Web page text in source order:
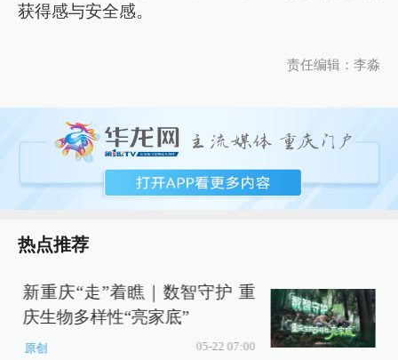
获得感与安全感。
责任编辑：李淼
热点推荐
新重庆“走”着瞧｜数智守护 重
庆生物多样性“亮家底”
原创 05-22 07:00